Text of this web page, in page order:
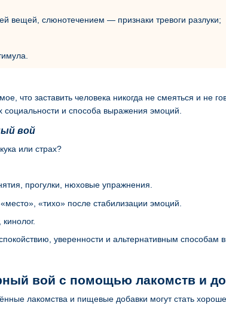
вещей, слюнотечением — признаки тревоги разлуки;
что заставить человека никогда не смеяться и не
и способа выражения эмоций.
вой
или страх?
прогулки, нюховые упражнения.
«тихо» после стабилизации эмоций.
уверенности и альтернативным способам
вой с помощью лакомств и
лакомства и пищевые добавки могут стать